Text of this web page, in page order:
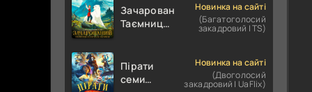
Зачарований.
Таємниця
Новинка на сайті
(Багатоголосий
закадровий | TS)
Пірати
семи
Новинка на сайті
(Двоголосий
закадровий | UaFlix)